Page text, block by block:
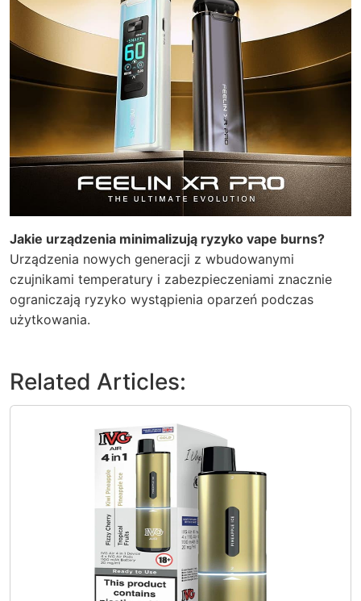
Jakie urządzenia minimalizują ryzyko vape burns?
Urządzenia nowych generacji z wbudowanymi
czujnikami temperatury i zabezpieczeniami znacznie
ograniczają ryzyko wystąpienia oparzeń podczas
użytkowania.
Related Articles: